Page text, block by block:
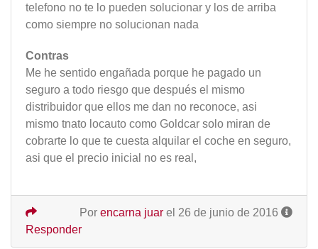
telefono no te lo pueden solucionar y los de arriba
como siempre no solucionan nada
Contras
Me he sentido engañada porque he pagado un
seguro a todo riesgo que después el mismo
distribuidor que ellos me dan no reconoce, asi
mismo tnato locauto como Goldcar solo miran de
cobrarte lo que te cuesta alquilar el coche en seguro,
asi que el precio inicial no es real,
Por encarna juar el 26 de junio de 2016
Responder